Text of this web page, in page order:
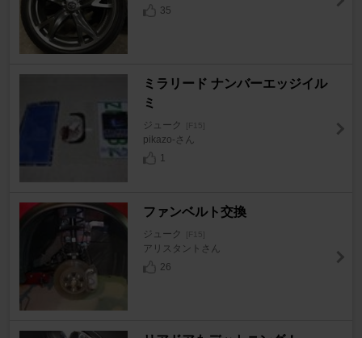
35
ミラリード ナンバーエッジイル
ミ
ジューク [F15]
pikazo-さん
1
ファンベルト交換
ジューク [F15]
アリスタントさん
26